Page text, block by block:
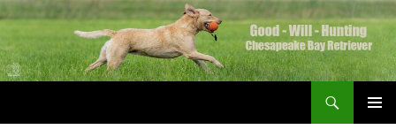
Zum
springen